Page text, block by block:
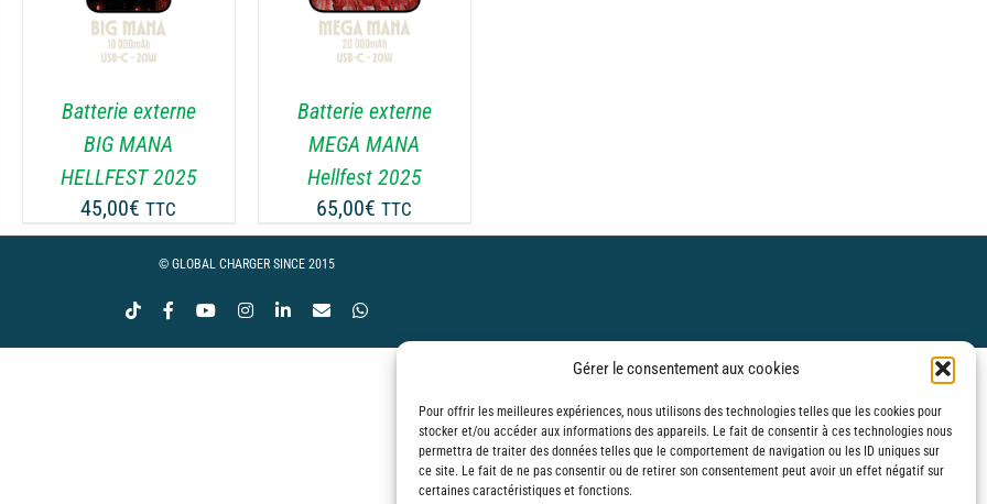
Gérer le consentement aux cookies
Pour offrir les meilleures expériences, nous utilisons des technologies telles que les cookies pour
stocker et/ou accéder aux informations des appareils. Le fait de consentir à ces technologies nous
permettra de traiter des données telles que le comportement de navigation ou les ID uniques sur
ce site. Le fait de ne pas consentir ou de retirer son consentement peut avoir un effet négatif sur
certaines caractéristiques et fonctions.
Batterie externe
BIG MANA
HELLFEST 2025
45,00€ TTC
Batterie externe
MEGA MANA
Hellfest 2025
65,00€ TTC
© GLOBAL CHARGER SINCE 2015
Tiktok FacebookYouTubeInstagramLinkedIn
EmailWhatsApp